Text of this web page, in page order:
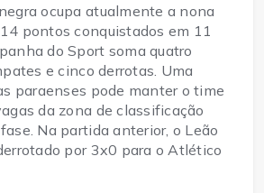
ocupa atualmente a nona
pontos conquistados em 11
do Sport soma quatro
e cinco derrotas. Uma
paraenses pode manter o time
da zona de classificação
Na partida anterior, o Leão
por 3x0 para o Atlético